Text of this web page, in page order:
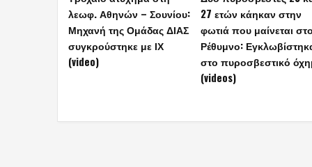
τελευταία λόγια του
44χρονου αστυνομικού
πριν βάλει τέλος στη ζωή
του
γνωστής εταιρείας
κατσίκια και τις κότες
ταράτσα 16ου ορόφου
(video)